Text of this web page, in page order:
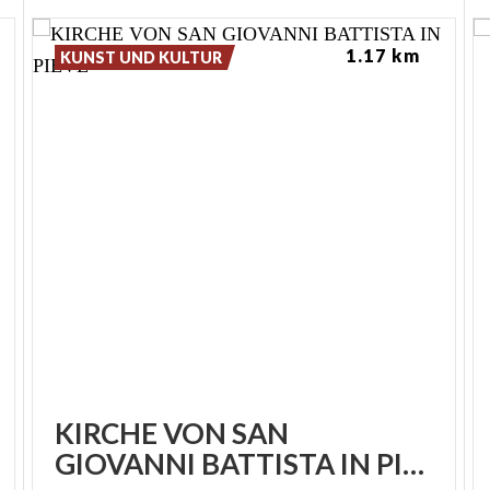
warmen und familiären Atmosphäre wieder finden,
die Sie eher als Gast als ein Besucher willkommen
KIRCHE VON SAN
GIOVANNI BATTISTA IN PIEVE
KUNST UND KULTUR 1.17 km